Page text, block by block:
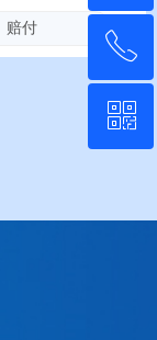
赔付
回到顶部
ꂅ
400-6962-656
ꀥ